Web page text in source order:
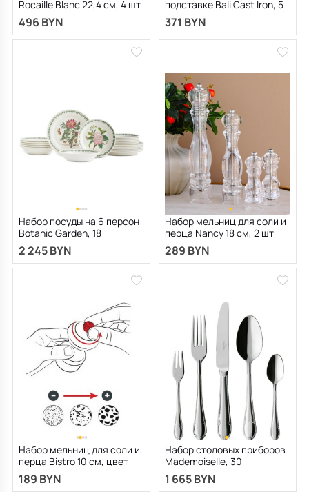
Rocaille Blanc 22,4 см, 4 шт
496 BYN
подставке Bali Cast Iron, 5
предметов
371 BYN
Набор посуды на 6 персон
Botanic Garden, 18
предметов
2 245 BYN
Набор мельниц для соли и
перца Nancy 18 см, 2 шт
289 BYN
Набор мельниц для соли и
перца Bistro 10 см, цвет
шоколад/бежевый
189 BYN
Набор столовых приборов
Mademoiselle, 30
предметов
1 665 BYN